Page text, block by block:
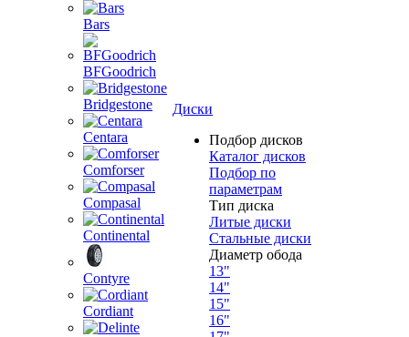
Bars
BFGoodrich
Bridgestone
Centara
Comforser
Compasal
Continental
Contyre
Cordiant
Диски
Подбор дисков
Каталог дисков
Подбор по
параметрам
Тип диска
Литые диски
Стальные диски
Диаметр обода
13"
14"
15"
16"